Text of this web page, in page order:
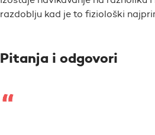
razdoblju kad je to fiziološki
Pitanja i odgovori